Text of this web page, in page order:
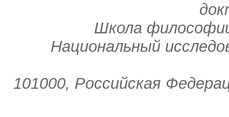
Школа
Национальный
101000, Российская